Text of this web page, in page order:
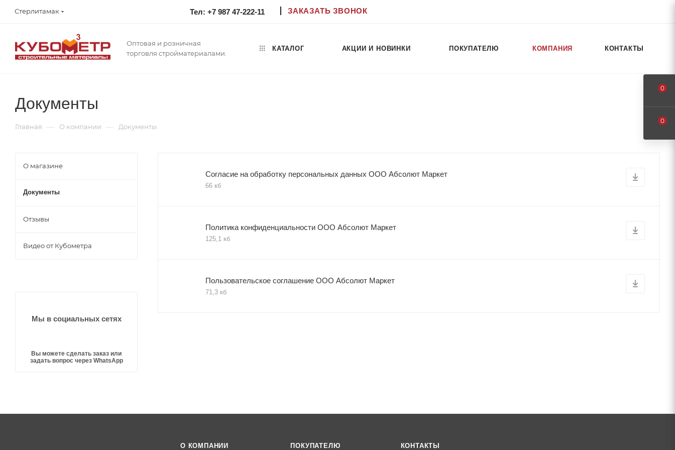
Стерлитамак Тел: +7 987 47-222-11 ЗАКАЗАТЬ ЗВОНОК
Оптовая и розничная
торговля стройматериалами.
КАТАЛОГ АКЦИИ И НОВИНКИ ПОКУПАТЕЛЮ КОМПАНИЯ КОНТАКТЫ
Документы
Главная — О компании — Документы
Согласие на обработку персональных данных ООО Абсолют Маркет
66 кб
Политика конфиденциальности ООО Абсолют Маркет
125,1 кб
Пользовательское соглашение ООО Абсолют Маркет
71,3 кб
О магазине
Документы
Отзывы
Видео от Кубометра
Мы в социальных сетях
Вы можете сделать заказ или
задать вопрос через WhatsApp
О КОМПАНИИ ПОКУПАТЕЛЮ КОНТАКТЫ
0
0